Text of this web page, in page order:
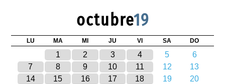
octubre19
LU MA MI JU VI SA DO
1 2 3 4 5
6
7
8 9 10 11 12
13
14
15 16 17 18 19
20